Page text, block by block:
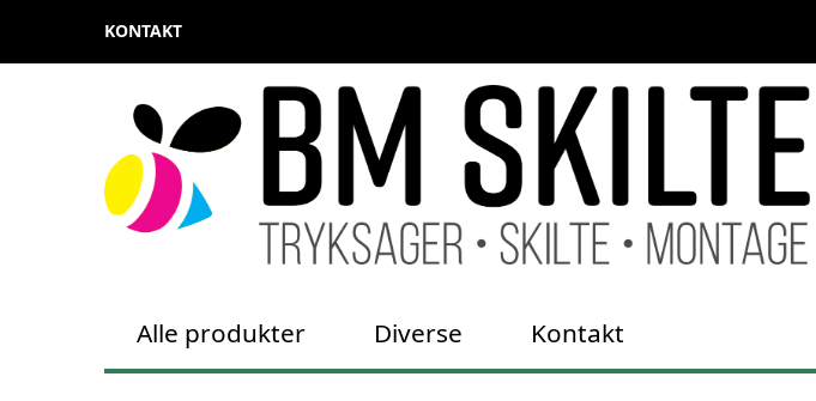
KONTAKT
Alle produkter Diverse Kontakt